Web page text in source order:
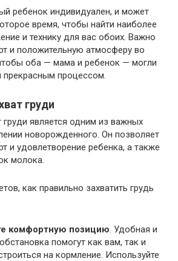
ребенок индивидуален, и может
время, чтобы найти наиболее
и технику для вас обоих. Важно
и положительную атмосферу во
оба — мама и ребенок — могли
прекрасным процессом.
груди
груди является одним из важных
новорожденного. Он позволяет
и удовлетворение ребенка, а также
молока.
как правильно захватить грудь
комфортную позицию . Удобная и
помогут как вам, так и
на кормление. Используйте